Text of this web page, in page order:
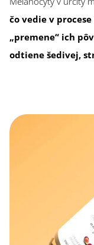
čo vedie v
„premene“ ich
odtiene šedivej,